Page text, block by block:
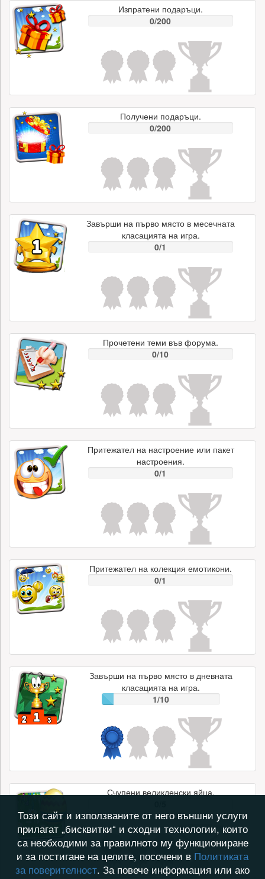
Изпратени подаръци.
0/200
Получени подаръци.
0/200
Завърши на първо място в месечната
класацията на игра.
0/1
Прочетени теми във форума.
0/10
Притежател на настроение или пакет
настроения.
0/1
Притежател на колекция емотикони.
0/1
Завърши на първо място в дневната
класацията на игра.
1/10
Счупени великденски яйца.
Този сайт и използваните от него външни услуги
прилагат „бисквитки“ и сходни технологии, които
са необходими за правилното му функциониране
и за постигане на целите, посочени в Политиката
за поверителност. За повече информация или ако